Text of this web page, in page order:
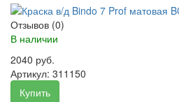
Отзывов (0)
В наличии
2040 руб.
Артикул: 311150
Купить